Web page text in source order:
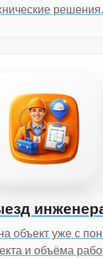
решения.
объект уже с
и объёма